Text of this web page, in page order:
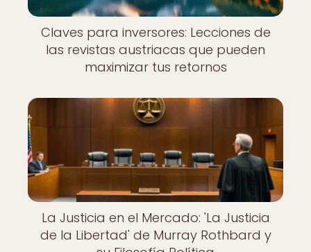
Claves para inversores: Lecciones de
las revistas austriacas que pueden
maximizar tus retornos
La Justicia en el Mercado: 'La Justicia
de la Libertad' de Murray Rothbard y